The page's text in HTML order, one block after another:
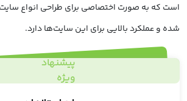
است که به صورت اختصاصی برای طراحی انواع
شده و عملکرد بالایی برای این سایت‌ها دارد.
پیشنهاد
ویژه